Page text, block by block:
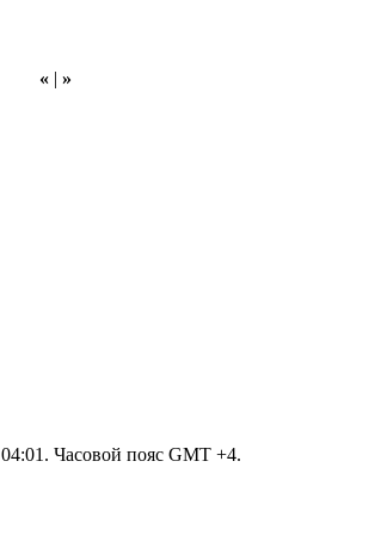
« | »
04:01 . Часовой пояс GMT +4.